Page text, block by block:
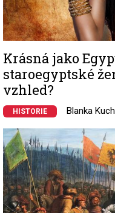
Krásná jako
staroegyptské
vzhled?
HISTORIE Blanka
Image